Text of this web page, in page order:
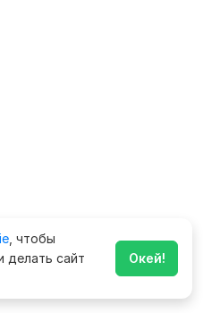
, чтобы
делать сайт
Окей!